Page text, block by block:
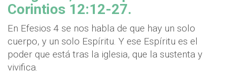
Corintios 12:12-27.
En Efesios 4 se nos habla de que hay un solo
cuerpo, y un solo Espíritu. Y ese Espíritu es el
poder que está tras la iglesia, que la sustenta y
vivifica.